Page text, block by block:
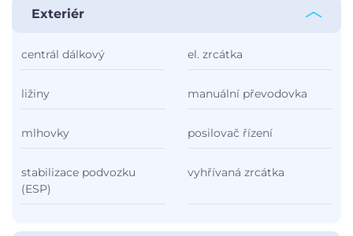
Exteriér
centrál dálkový el. zrcátka
ližiny manuální převodovka
mlhovky posilovač řízení
stabilizace podvozku
(ESP)
vyhřívaná zrcátka